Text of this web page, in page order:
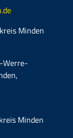
Minden
Werre-
Minden